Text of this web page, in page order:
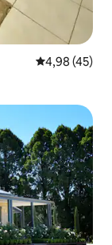
4,98 de uma
4,98 (45)